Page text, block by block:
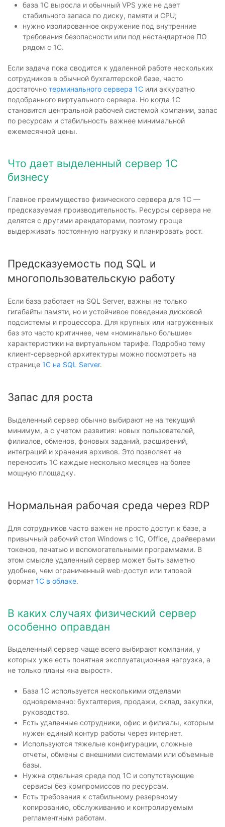
база 1С выросла и обычный VPS уже не дает
стабильного запаса по диску, памяти и CPU;
нужно изолированное окружение под внутренние
требования безопасности или под нестандартное ПО
рядом с 1С.
Если задача пока сводится к удаленной работе нескольких
сотрудников в обычной бухгалтерской базе, часто
достаточно терминального сервера 1С или аккуратно
подобранного виртуального сервера. Но когда 1С
становится центральной рабочей системой компании, запас
по ресурсам и стабильность важнее минимальной
ежемесячной цены.
Что дает выделенный сервер 1С
бизнесу
Главное преимущество физического сервера для 1С —
предсказуемая производительность. Ресурсы сервера не
делятся с другими арендаторами, поэтому проще
выдерживать постоянную нагрузку и планировать рост.
Предсказуемость под SQL и
многопользовательскую работу
Если база работает на SQL Server, важны не только
гигабайты памяти, но и устойчивое поведение дисковой
подсистемы и процессора. Для крупных или нагруженных
баз это часто критичнее, чем «номинально большие»
характеристики на виртуальном тарифе. Подробно тему
клиент-серверной архитектуры можно посмотреть на
странице 1С на SQL Server.
Запас для роста
Выделенный сервер обычно выбирают не на текущий
минимум, а с учетом развития: новых пользователей,
филиалов, обменов, фоновых заданий, расширений,
интеграций и хранения архивов. Это позволяет не
переносить 1С каждые несколько месяцев на более
мощную площадку.
Нормальная рабочая среда через RDP
Для сотрудников часто важен не просто доступ к базе, а
привычный рабочий стол Windows с 1С, Office, драйверами
токенов, печатью и вспомогательными программами. В
этом смысле удаленный сервер может быть заметно
удобнее, чем ограниченный web-доступ или типовой
формат 1С в облаке.
В каких случаях физический сервер
особенно оправдан
Выделенный сервер чаще всего выбирают компании, у
которых уже есть понятная эксплуатационная нагрузка, а
не только планы «на вырост».
База 1С используется несколькими отделами
одновременно: бухгалтерия, продажи, склад, закупки,
руководство.
Есть удаленные сотрудники, офис и филиалы, которым
нужен единый контур работы через интернет.
Используются тяжелые конфигурации, сложные
отчеты, обмены с внешними системами или объемные
базы.
Нужна отдельная среда под 1С и сопутствующие
сервисы без компромиссов по ресурсам.
Есть требования к стабильному резервному
копированию, обслуживанию и контролируемым
регламентным работам.